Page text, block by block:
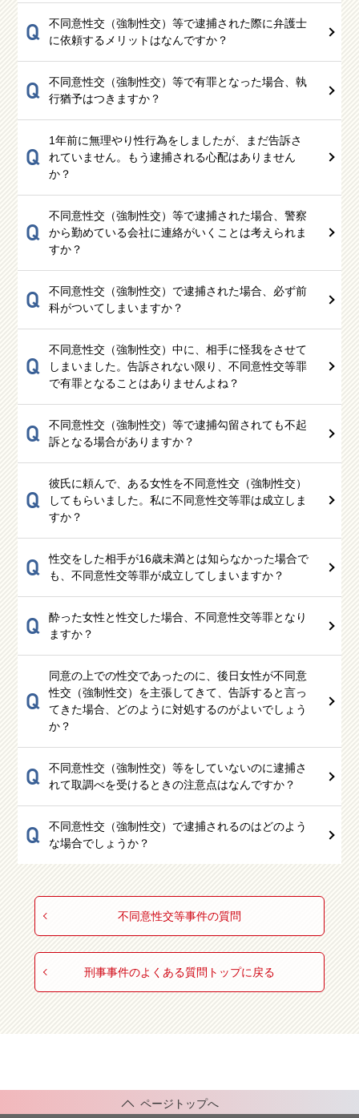
Q
不同意性交（強制性交）等で逮捕された際に弁護士
に依頼するメリットはなんですか？
Q
不同意性交（強制性交）等で有罪となった場合、執
行猶予はつきますか？
Q
1年前に無理やり性行為をしましたが、まだ告訴さ
れていません。もう逮捕される心配はありません
か？
Q
不同意性交（強制性交）等で逮捕された場合、警察
から勤めている会社に連絡がいくことは考えられま
すか？
Q
不同意性交（強制性交）で逮捕された場合、必ず前
科がついてしまいますか？
Q
不同意性交（強制性交）中に、相手に怪我をさせて
しまいました。告訴されない限り、不同意性交等罪
で有罪となることはありませんよね？
Q
不同意性交（強制性交）等で逮捕勾留されても不起
訴となる場合がありますか？
Q
彼氏に頼んで、ある女性を不同意性交（強制性交）
してもらいました。私に不同意性交等罪は成立しま
すか？
Q
性交をした相手が16歳未満とは知らなかった場合で
も、不同意性交等罪が成立してしまいますか？
Q
酔った女性と性交した場合、不同意性交等罪となり
ますか？
Q
同意の上での性交であったのに、後日女性が不同意
性交（強制性交）を主張してきて、告訴すると言っ
てきた場合、どのように対処するのがよいでしょう
か？
Q
不同意性交（強制性交）等をしていないのに逮捕さ
れて取調べを受けるときの注意点はなんですか？
Q
不同意性交（強制性交）で逮捕されるのはどのよう
な場合でしょうか？
不同意性交等事件の質問
刑事事件のよくある質問トップに戻る
ページトップへ